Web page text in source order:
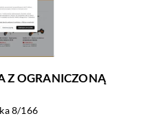
Z OGRANICZONĄ
8/166